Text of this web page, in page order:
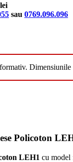
sau 0769.096.096
Policoton
LEH1 cu model